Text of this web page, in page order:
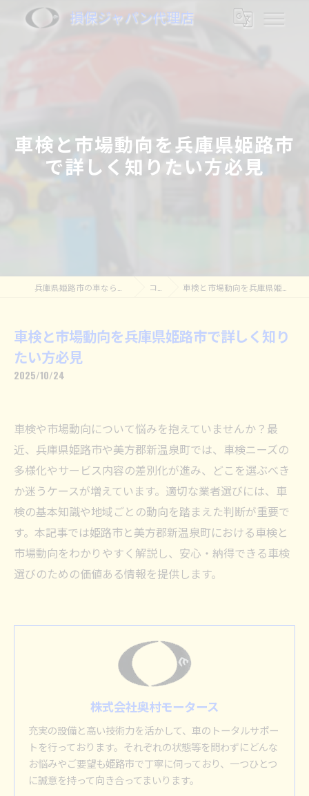
損保ジャパン代理店
車検と市場動向を兵庫県姫路市
で詳しく知りたい方必見
コラム 車検と市場動向を兵庫県姫路市で詳しく知りたい方必見
車検と市場動向を兵庫県姫路市で詳しく知り
たい方必見
2025/10/24
車検や市場動向について悩みを抱えていませんか？最
近、兵庫県姫路市や美方郡新温泉町では、車検ニーズの
多様化やサービス内容の差別化が進み、どこを選ぶべき
か迷うケースが増えています。適切な業者選びには、車
検の基本知識や地域ごとの動向を踏まえた判断が重要で
す。本記事では姫路市と美方郡新温泉町における車検と
市場動向をわかりやすく解説し、安心・納得できる車検
選びのための価値ある情報を提供します。
株式会社奥村モータース
充実の設備と高い技術力を活かして、車のトータルサポー
トを行っております。それぞれの状態等を問わずにどんな
お悩みやご要望も姫路市で丁寧に伺っており、一つひとつ
に誠意を持って向き合ってまいります。